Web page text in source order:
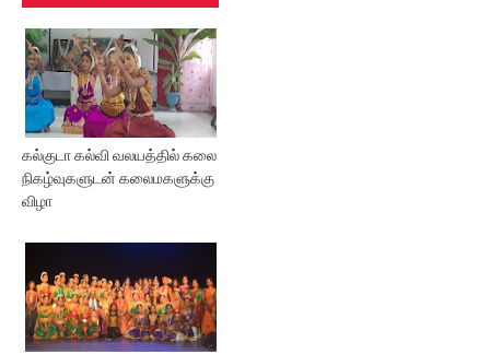
கல்குடா கல்வி வலயத்தில் கலை
நிகழ்வுகளுடன் கலைமகளுக்கு
விழா